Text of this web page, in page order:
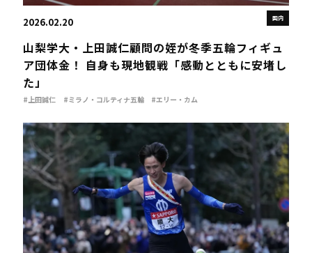
国内
2026.02.20
山梨学大・上田誠仁顧問の姪が冬季五輪フィギュ
ア団体金！ 自身も現地観戦「感動とともに安堵し
た」
#上田誠仁 #ミラノ・コルティナ五輪 #エリー・カム